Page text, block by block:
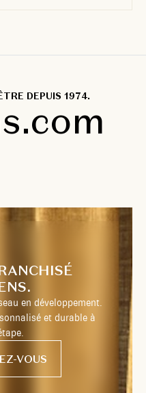
DEPUIS 1974.
en développement.
et durable à
VOUS